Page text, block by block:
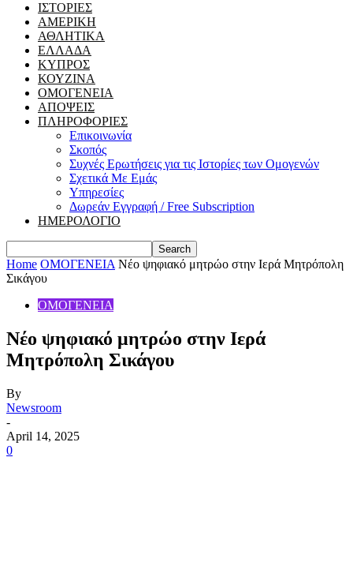
ΙΣΤΟΡΙΕΣ
ΑΜΕΡΙΚΗ
ΑΘΛΗΤΙΚΑ
ΕΛΛΑΔΑ
ΚΥΠΡΟΣ
ΚΟΥΖΙΝΑ
ΟΜΟΓΕΝΕΙΑ
ΑΠΟΨΕΙΣ
ΠΛΗΡΟΦΟΡΙΕΣ
Επικοινωνία
Σκοπός
Συχνές Ερωτήσεις για τις Ιστορίες των Ομογενών
Σχετικά Με Εμάς
Υπηρεσίες
Δωρεάν Εγγραφή / Free Subscription
ΗΜΕΡΟΛΟΓΙΟ
Home ΟΜΟΓΕΝΕΙΑ Νέο ψηφιακό μητρώο στην Ιερά Μητρόπολη
Σικάγου
ΟΜΟΓΕΝΕΙΑ
Νέο ψηφιακό μητρώο στην Ιερά
Μητρόπολη Σικάγου
By
Newsroom
-
April 14, 2025
0